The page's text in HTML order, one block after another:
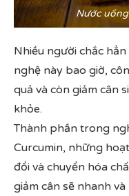
Nước
Nhiều người chắc
nghệ này bao giờ,
quả và còn giảm cân
khỏe.
Thành phần trong
Curcumin, những
đổi và chuyển hóa
giảm cân sẽ nhanh và